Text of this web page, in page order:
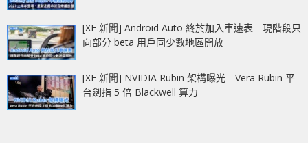
[XF 新聞] Android Auto 終於加入車速表 現階段只
向部分 beta 用戶同少數地區開放
[XF 新聞] NVIDIA Rubin 架構曝光 Vera Rubin 平
台劍指 5 倍 Blackwell 算力